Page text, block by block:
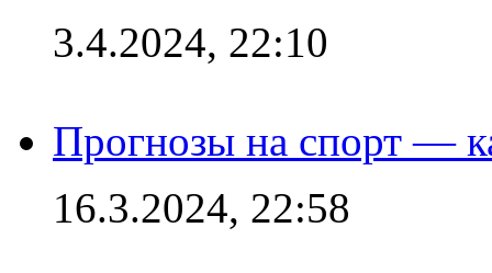
3.4.2024, 22:10
Прогнозы на спорт —
16.3.2024, 22:58